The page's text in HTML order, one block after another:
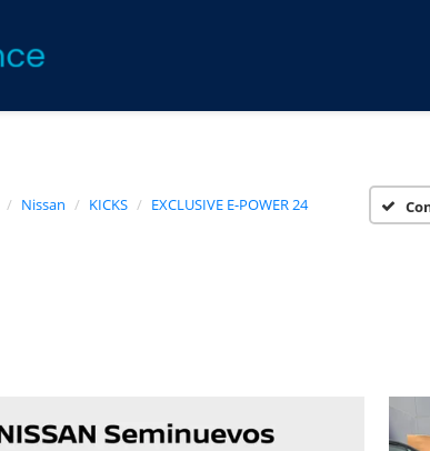
Nissan KICKS EXCLUSIVE E-POWER 24